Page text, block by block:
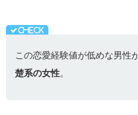
この恋愛経験値が低めな男性
楚系の女性。